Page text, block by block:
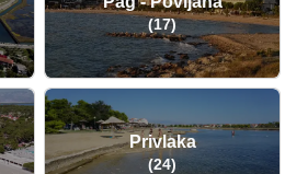
(17)
Privlaka
(24)